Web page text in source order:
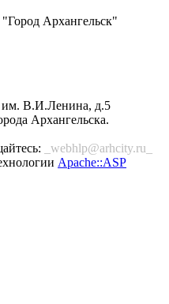
Архангельск"
им. В.И.Ленина, д.5
Архангельска.
_webhlp@arhcity.ru_
Apache::ASP